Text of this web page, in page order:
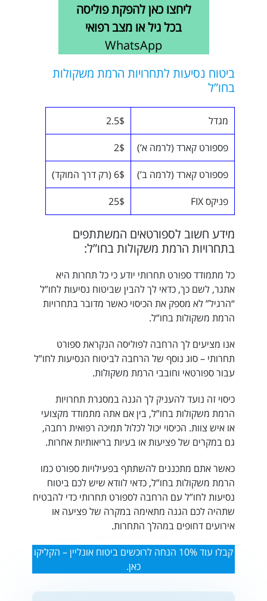
ליחצו כאן להפקת פוליסה
בכל גיל או מצב רפואי
WhatsApp
ביטוח נסיעות לתחרויות הרמת משקולות
בחו”ל
מגדל 2.5$
פספורט קארד (לרמה א’) 2$
פספורט קארד (לרמה ב’) 6$ (רק דרך המוקד)
פניקס FIX 25$
מידע חשוב לספורטאים המשתתפים
בתחרויות הרמת משקולות בחו”ל:
כל מתמודד ספורט תחרותי יודע כי כל תחרות היא
אתגר, לשם כך, כדאי לך להבין שביטוח נסיעות לחו”ל
“הרגיל” לא מספק את הכיסוי כאשר מדובר בתחרויות
הרמת משקולות בחו”ל.
אנו מציעים לך הרחבה לפוליסה הנקראת ספורט
תחרותי – סוג נוסף של הרחבה לביטוח הנסיעות לחו”ל
עבור ספורטאי וחובבי הרמת משקולות.
כיסוי זה נועד להעניק לך הגנה במסגרת תחרויות
הרמת משקולות בחו”ל, בין אם אתה מתמודד מקצועי
או איש צוות. הכיסוי יכול לכלול תמיכה רפואית רחבה,
גם במקרים של פציעות או בעיות בריאותיות אחרות.
כאשר אתם מתכננים להשתתף בפעילויות ספורט כמו
הרמת משקולות בחו”ל, כדאי לוודא שיש לכם ביטוח
נסיעות לחו”ל עם הרחבה לספורט תחרותי כדי להבטיח
שתהיה לכם הגנה מתאימה במקרה של פציעה או
אירועים דחופים במהלך התחרות.
קבלו עוד 10% הנחה לרוכשים ביטוח אונליין – הקליקו
כאן.